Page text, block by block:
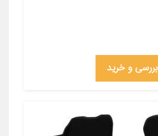
بررسی و خرید